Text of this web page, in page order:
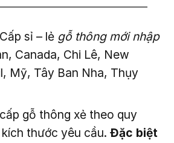
sỉ – lẻ gỗ thông mới nhập
Canada, Chi Lê, New
Mỹ, Tây Ban Nha, Thụy
gỗ thông xẻ theo quy
thước yêu cầu. Đặc biệt